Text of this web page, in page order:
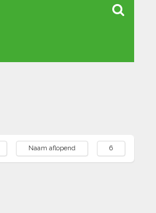
Naam aflopend 6